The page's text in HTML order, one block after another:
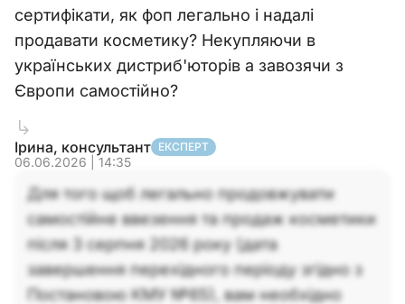
сертифікати, як фоп легально і надалі
продавати косметику? Некупляючи в
українських дистриб'юторів а завозячи з
Європи самостійно?
Ірина, консультант ЕКСПЕРТ
06.06.2026 | 14:35
Для того щоб легально продовжувати
самостійне ввезення та продаж косметики
після 3 серпня 2026 року (дата
завершення перехідного періоду згідно з
Постановою КМУ №65), вам необхідно